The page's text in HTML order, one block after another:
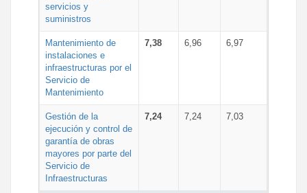
servicios y
suministros
Mantenimiento de
instalaciones e
infraestructuras por el
Servicio de
Mantenimiento
7,38 6,96 6,97
Gestión de la
ejecución y control de
garantía de obras
mayores por parte del
Servicio de
Infraestructuras
7,24 7,24 7,03